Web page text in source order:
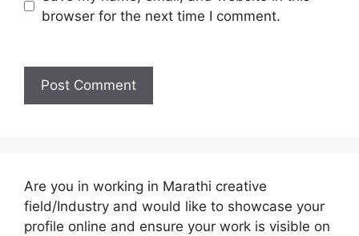
browser for the next time I comment.
Are you in working in Marathi creative
field/Industry and would like to showcase your
profile online and ensure your work is visible on